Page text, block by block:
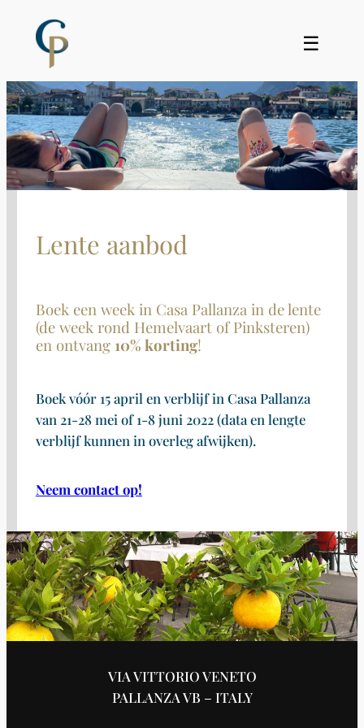
☰
Lente aanbod
Boek een week in Casa Pallanza in de lente
(de week rond Hemelvaart of Pinksteren)
en ontvang 10% korting!
Boek vóór 15 april en verblijf in Casa Pallanza
van 21-28 mei of 1-8 juni 2022 (data en lengte
verblijf kunnen in overleg afwijken).
Neem contact op!
VIA VITTORIO VENETO
PALLANZA VB – ITALY